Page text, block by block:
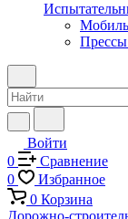
Прессы
Войти
0
Сравнение
0
Избранное
0 Корзина
Дорожно-